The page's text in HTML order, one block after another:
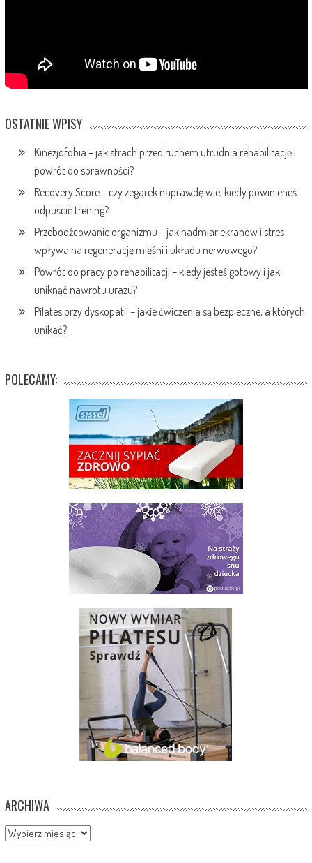
OSTATNIE WPISY
Kinezjofobia – jak strach przed ruchem utrudnia rehabilitację i
powrót do sprawności?
Recovery Score – czy zegarek naprawdę wie, kiedy powinieneś
odpuścić trening?
Przebodźcowanie organizmu – jak nadmiar ekranów i stres
wpływa na regenerację mięśni i układu nerwowego?
Powrót do pracy po rehabilitacji – kiedy jesteś gotowy i jak
uniknąć nawrotu urazu?
Pilates przy dyskopatii – jakie ćwiczenia są bezpieczne, a których
unikać?
POLECAMY:
ARCHIWA
Archiwa